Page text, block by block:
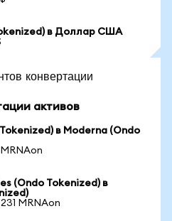
в Доллар США
конвертации
активов
в Moderna (Ondo
(Ondo Tokenized) в
MRNAon